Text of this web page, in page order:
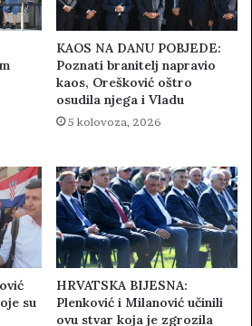
KAOS NA DANU POBJEDE:
Poznati branitelj napravio
kaos, Orešković oštro
osudila njega i Vladu
5 kolovoza, 2026
su
HRVATSKA BIJESNA:
Plenković i Milanović učinili
ovu stvar koja je zgrozila